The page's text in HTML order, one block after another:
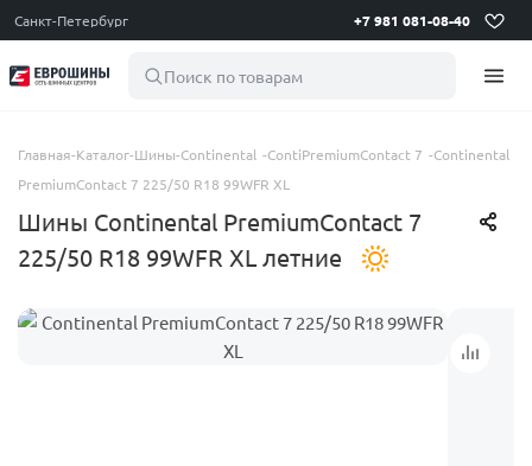
Санкт-Петербург +7 981 081-08-40
Поиск по товарам
Главная-Каталог-Шины-Continental -ContiPremiumContact 7 -Continental
PremiumContact 7 225/50 R18 99WFR XL
Шины Continental PremiumContact 7
225/50 R18 99WFR XL летние